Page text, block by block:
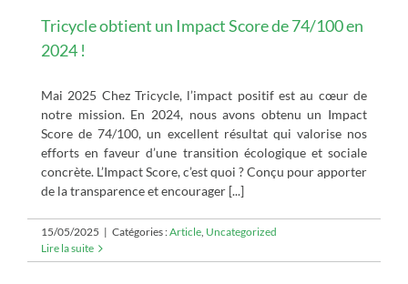
Tricycle obtient un Impact Score de 74/100 en
2024 !
Mai 2025 Chez Tricycle, l’impact positif est au cœur de
notre mission. En 2024, nous avons obtenu un Impact
Score de 74/100, un excellent résultat qui valorise nos
efforts en faveur d’une transition écologique et sociale
concrète. L’Impact Score, c’est quoi ? Conçu pour apporter
de la transparence et encourager [...]
15/05/2025 | Catégories :Article, Uncategorized
Lire la suite